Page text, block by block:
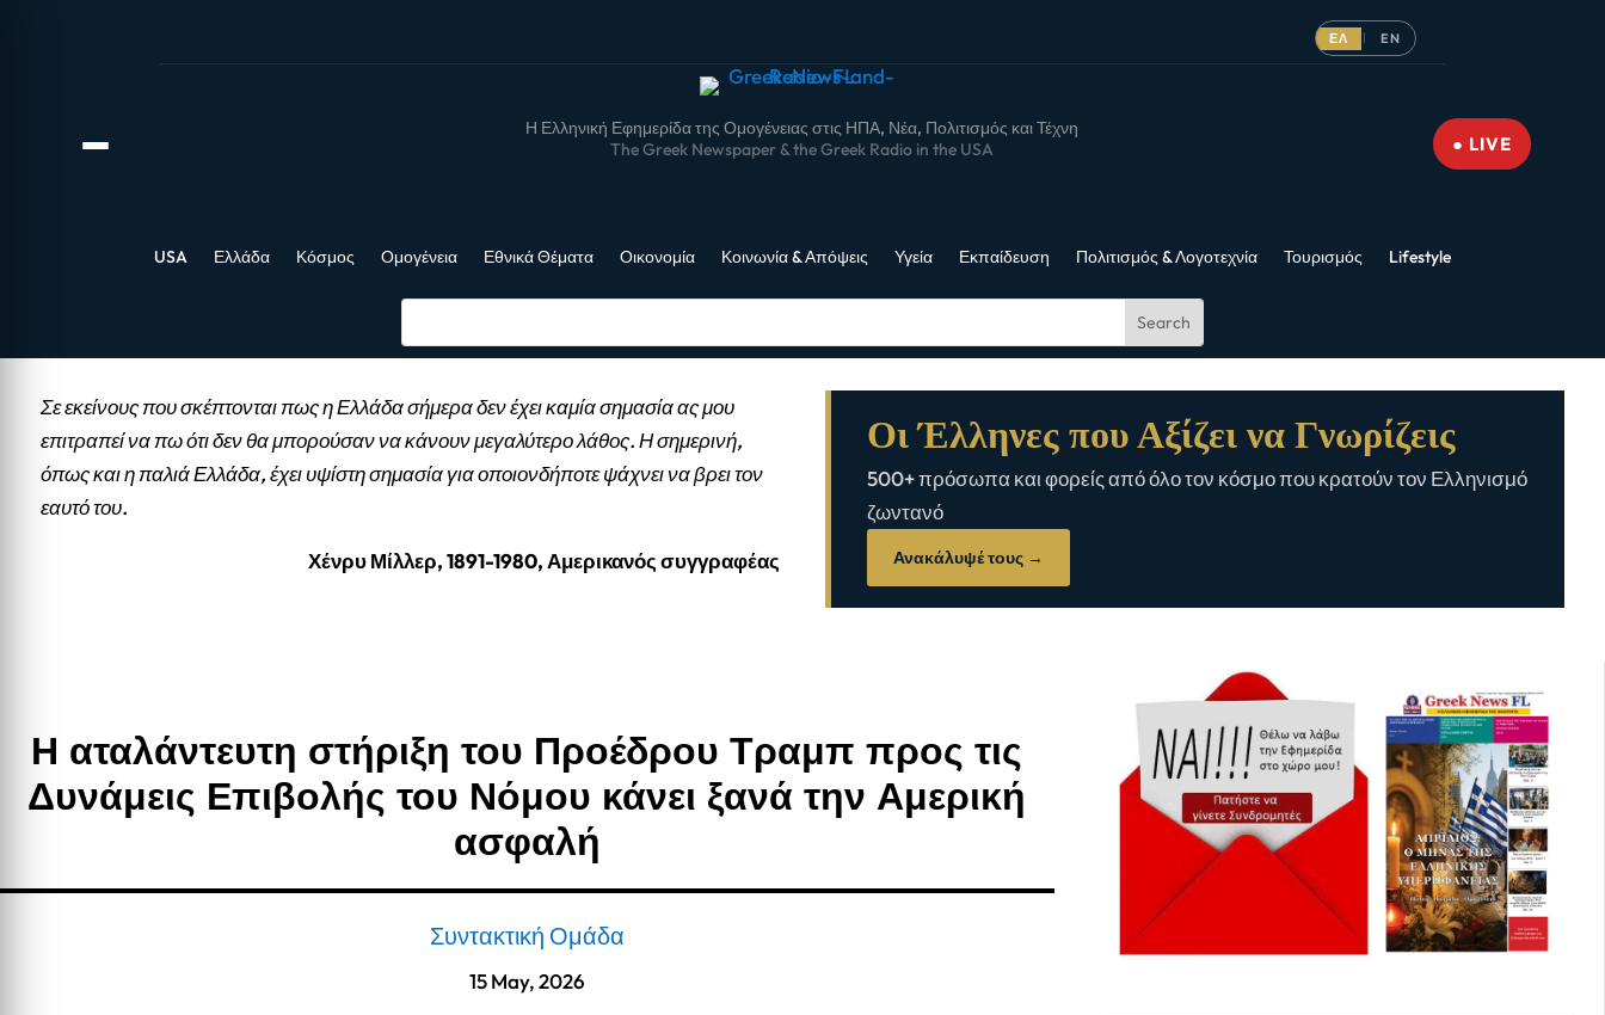
ΕΛ | EN
Η Ελληνική Εφημερίδα της Ομογένειας στις ΗΠΑ, Νέα, Πολιτισμός και Τέχνη
The Greek Newspaper & the Greek Radio in the USA
● LIVE
USA Ελλάδα Κόσμος Ομογένεια Εθνικά Θέματα Οικονομία Κοινωνία & Απόψεις Υγεία Εκπαίδευση Πολιτισμός & Λογοτεχνία Τουρισμός Lifestyle
Σε εκείνους που σκέπτονται πως η Ελλάδα σήμερα δεν έχει καμία σημασία ας μου
επιτραπεί να πω ότι δεν θα μπορούσαν να κάνουν μεγαλύτερο λάθος. Η σημερινή,
όπως και η παλιά Ελλάδα, έχει υψίστη σημασία για οποιονδήποτε ψάχνει να βρει τον
εαυτό του.
Χένρυ Μίλλερ, 1891-1980, Αμερικανός συγγραφέας
Οι Έλληνες που Αξίζει να Γνωρίζεις
500+ πρόσωπα και φορείς από όλο τον κόσμο που κρατούν τον Ελληνισμό
ζωντανό
Ανακάλυψέ τους →
Η αταλάντευτη στήριξη του Προέδρου Τραμπ προς τις
Δυνάμεις Επιβολής του Νόμου κάνει ξανά την Αμερική
ασφαλή
Συντακτική Ομάδα
15 May, 2026